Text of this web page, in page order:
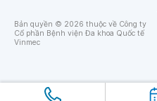
Bản quyền © 2026 thuộc về Công ty
Cổ phần Bệnh viện Đa khoa Quốc tế
Vinmec